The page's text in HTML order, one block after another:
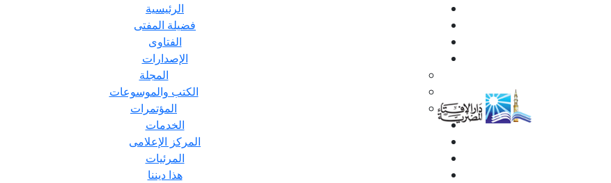
الرئيسية
فضيلة المفتى
الفتاوى
الإصدارات
المجلة
الكتب والموسوعات
المؤتمرات
الخدمات
المركز الإعلامى
المرئيات
هذا ديننا